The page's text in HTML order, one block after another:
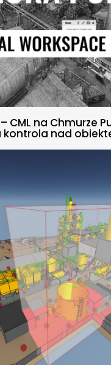
– CML na Chmurze
kontrola nad